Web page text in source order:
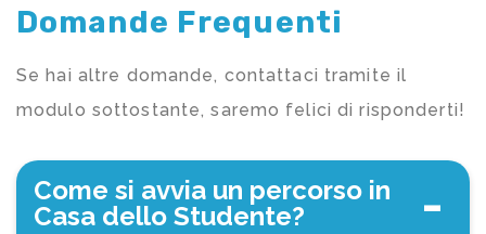
Domande Frequenti
Se hai altre domande, contattaci tramite il
modulo sottostante, saremo felici di risponderti!
Come si avvia un percorso in
Casa dello Studente?